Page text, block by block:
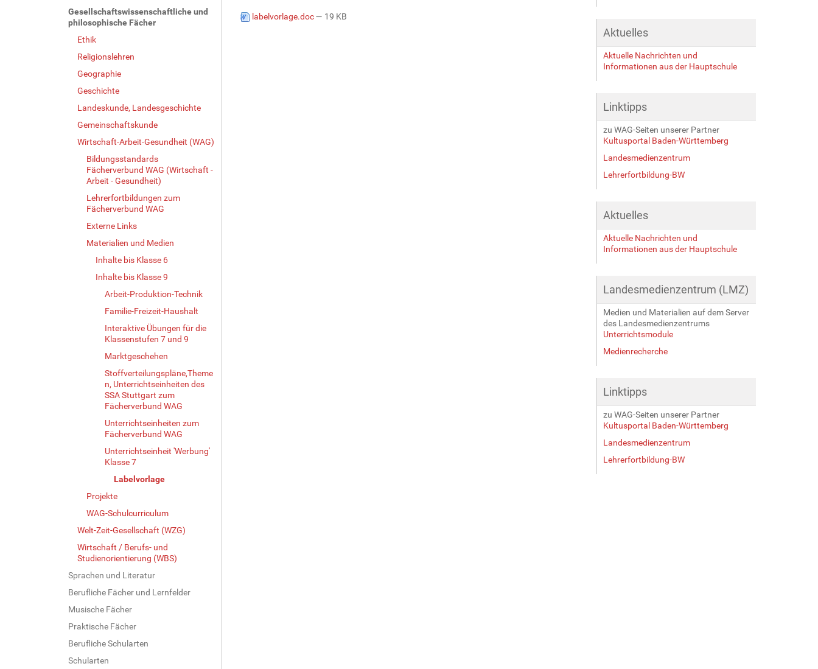
Gesellschaftswissenschaftliche und
philosophische Fächer
Ethik
Religionslehren
Geographie
Geschichte
Landeskunde, Landesgeschichte
Gemeinschaftskunde
Wirtschaft-Arbeit-Gesundheit (WAG)
Bildungsstandards
Fächerverbund WAG (Wirtschaft -
Arbeit - Gesundheit)
Lehrerfortbildungen zum
Fächerverbund WAG
Externe Links
Materialien und Medien
Inhalte bis Klasse 6
Inhalte bis Klasse 9
Arbeit-Produktion-Technik
Familie-Freizeit-Haushalt
Interaktive Übungen für die
Klassenstufen 7 und 9
Marktgeschehen
Stoffverteilungspläne,Theme
n, Unterrichtseinheiten des
SSA Stuttgart zum
Fächerverbund WAG
Unterrichtseinheiten zum
Fächerverbund WAG
Unterrichtseinheit 'Werbung'
Klasse 7
Labelvorlage
Projekte
WAG-Schulcurriculum
Welt-Zeit-Gesellschaft (WZG)
Wirtschaft / Berufs- und
Studienorientierung (WBS)
Sprachen und Literatur
Berufliche Fächer und Lernfelder
Musische Fächer
Praktische Fächer
Berufliche Schularten
Schularten
labelvorlage.doc— 19 KB
Aktuelles
Aktuelle Nachrichten und
Informationen aus der Hauptschule
Linktipps
zu WAG-Seiten unserer Partner
Kultusportal Baden-Württemberg
Landesmedienzentrum
Lehrerfortbildung-BW
Aktuelles
Aktuelle Nachrichten und
Informationen aus der Hauptschule
Landesmedienzentrum (LMZ)
Medien und Materialien auf dem Server
des Landesmedienzentrums
Unterrichtsmodule
Medienrecherche
Linktipps
zu WAG-Seiten unserer Partner
Kultusportal Baden-Württemberg
Landesmedienzentrum
Lehrerfortbildung-BW